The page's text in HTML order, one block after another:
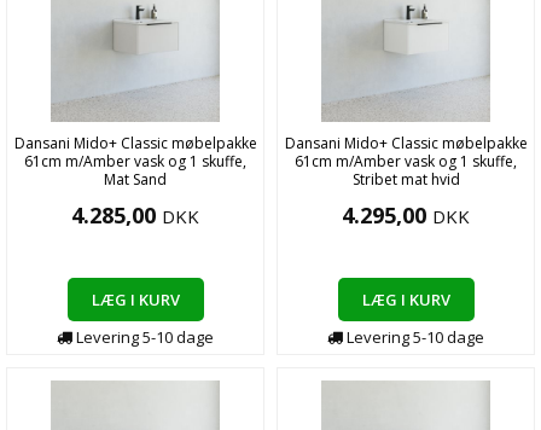
Dansani Mido+ Classic møbelpakke
61cm m/Amber vask og 1 skuffe,
Mat Sand
4.285,00 DKK
LÆG I KURV
Levering5-10dage
Dansani Mido+ Classic møbelpakke
61cm m/Amber vask og 1 skuffe,
Stribet mat hvid
4.295,00 DKK
LÆG I KURV
Levering5-10dage